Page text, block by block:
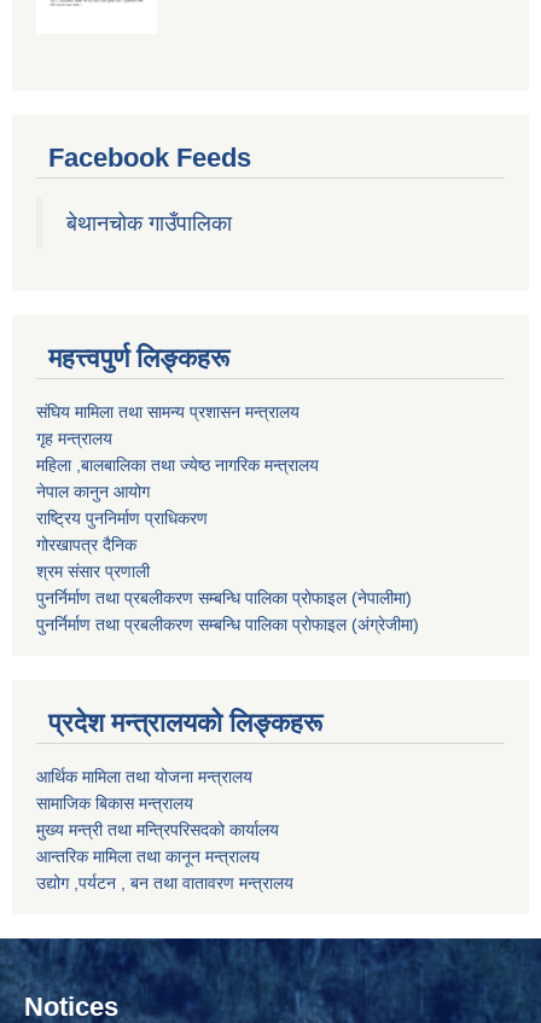
Facebook Feeds
बेथानचोक गाउँपालिका
महत्त्वपुर्ण लिङ्कहरू
संघिय मामिला तथा सामन्य प्रशासन मन्त्रालय
गृह मन्त्रालय
महिला ,बालबालिका तथा ज्येष्ठ नागरिक मन्त्रालय
नेपाल कानुन आयोग
राष्ट्रिय पुननिर्माण प्राधिकरण
गोरखापत्र दैनिक
श्रम संसार प्रणाली
पुनर्निर्माण तथा प्रबलीकरण सम्बन्धि पालिका प्राेफाइल (नेपालीमा)
पुनर्निर्माण तथा प्रबलीकरण सम्बन्धि पालिका प्राेफाइल(अंग्रेजीमा)
प्रदेश मन्त्रालयको लिङ्कहरू
आर्थिक मामिला तथा योजना मन्त्रालय
सामाजिक बिकास मन्त्रालय
मुख्य मन्त्री तथा मन्त्रिपरिसदको कार्यालय
आन्तरिक मामिला तथा कानून मन्त्रालय
उद्योग ,पर्यटन , बन तथा वातावरण मन्त्रालय
Notices